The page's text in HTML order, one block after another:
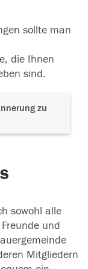
sollte man
die Ihnen
sind.
zu
sowohl alle
und
Mitgliedern